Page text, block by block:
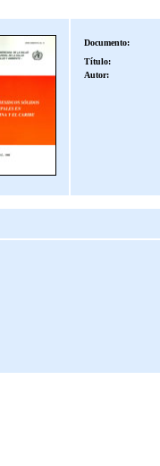
Documento:
Título:
Autor: